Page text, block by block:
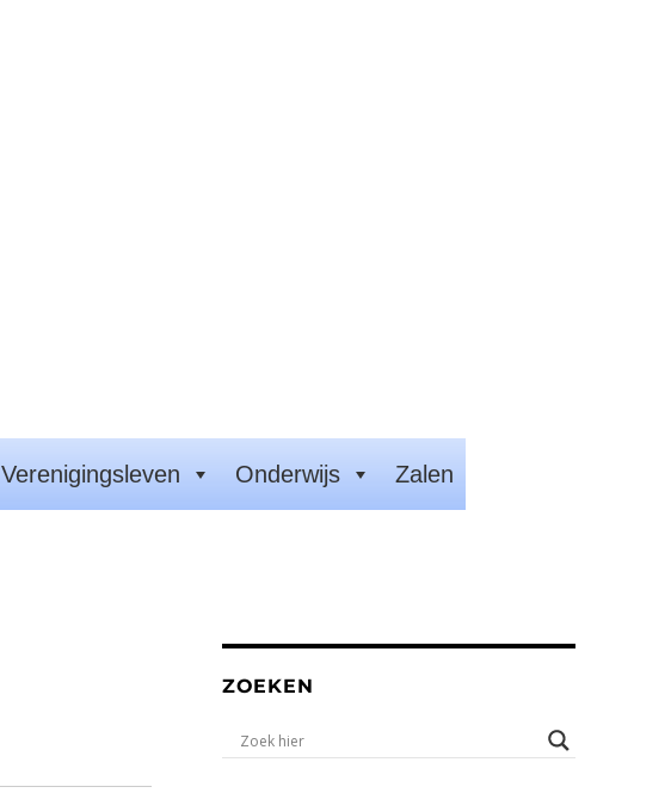
Verenigingsleven Onderwijs Zalen
ZOEKEN